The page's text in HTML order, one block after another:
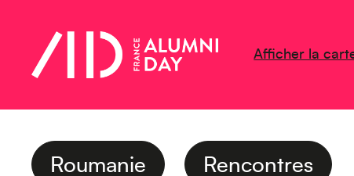
Afficher la
Roumanie Rencontres